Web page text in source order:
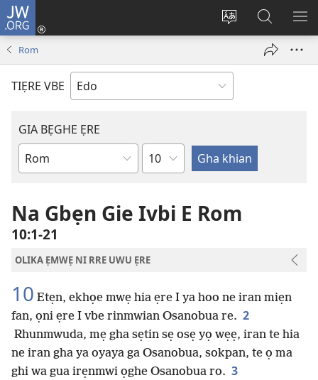
JW.ORG
Fie
ọghe
wẹbsaiti
Lọg
window)
Gualọ
JW.ORG
Rom
TIẸRE VBE
GIA BẸGHE ẸRE
Ebe
Baibol
Uhunmwu
Ebe
Na Gbẹn Gie Ivbi E Rom
10:1-21
OLIKA ẸMWẸ NI RRE UWU ẸRE
10 Etẹn, ekhọe mwẹ hia ẹre I ya hoo ne iran miẹn
fan, ọni ẹre I vbe rinmwian Osanobua re. 2
Rhunmwuda, mẹ gha sẹtin sẹ osẹ yọ wẹẹ, iran te hia
ne iran gha ya oyaya ga Osanobua, sokpan, te ọ ma
ghi wa gua irẹnmwi ọghe Osanobua ro. 3